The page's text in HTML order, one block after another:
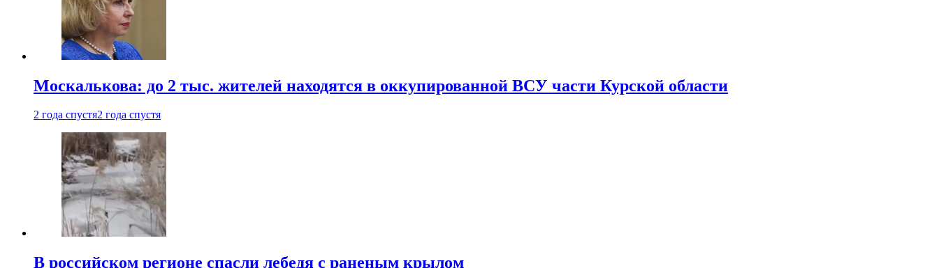
Москалькова: до 2 тыс. жителей находятся в оккупированной ВСУ части Курской области
2 года спустя2 года спустя
В российском регионе спасли лебедя с раненым крылом